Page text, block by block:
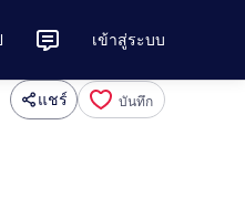
เข้าสู่ระบบ
แชร์ บันทึก